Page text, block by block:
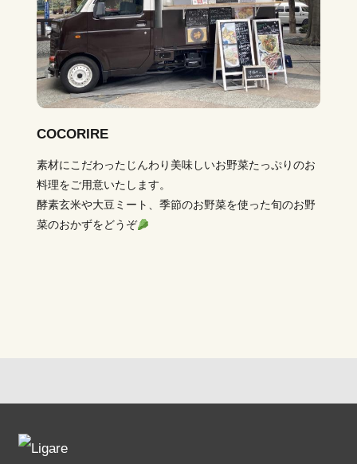
COCORIRE
素材にこだわったじんわり美味しいお野菜たっぷりのお
料理をご用意いたします。
酵素玄米や大豆ミート、季節のお野菜を使った旬のお野
菜のおかずをどうぞ